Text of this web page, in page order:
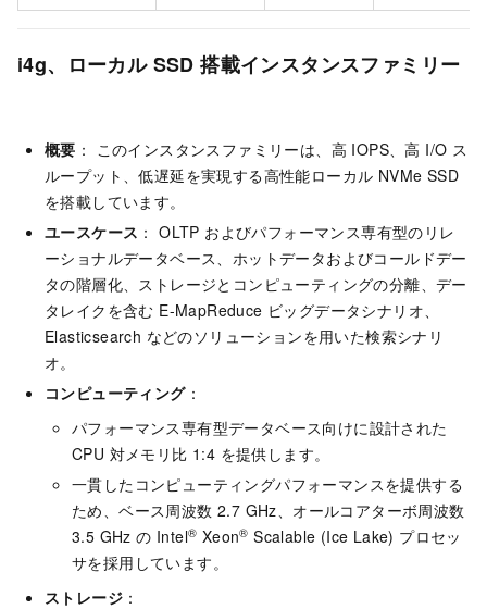
i4g、ローカル SSD 搭載インスタンスファミリー
概要 ： このインスタンスファミリーは、高 IOPS、高 I/O ス
ループット、低遅延を実現する高性能ローカル NVMe SSD
を搭載しています。
ユースケース ： OLTP およびパフォーマンス専有型のリレ
ーショナルデータベース、ホットデータおよびコールドデー
タの階層化、ストレージとコンピューティングの分離、デー
タレイクを含む E-MapReduce ビッグデータシナリオ、
Elasticsearch などのソリューションを用いた検索シナリ
オ。
コンピューティング：
パフォーマンス専有型データベース向けに設計された
CPU 対メモリ比 1:4 を提供します。
一貫したコンピューティングパフォーマンスを提供する
ため、ベース周波数 2.7 GHz、オールコアターボ周波数
3.5 GHz の Intel® Xeon® Scalable (Ice Lake) プロセッ
サを採用しています。
ストレージ ：